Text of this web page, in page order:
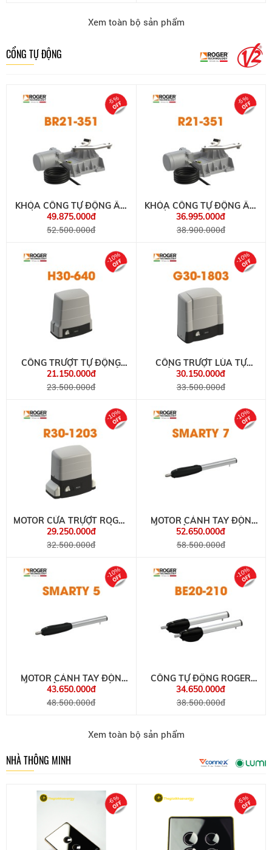
Xem toàn bộ sản phẩm
CỔNG TỰ ĐỘNG
KHÓA CỔNG TỰ ĐỘNG ÂM
SÀN ROGER BR21-351
ITALIA
49.875.000đ
52.500.000đ
-5%
KHÓA CỔNG TỰ ĐỘNG ÂM
SÀN ROGER R21-351
ITALIA
36.995.000đ
38.900.000đ
-5%
CỔNG TRƯỢT TỰ ĐỘNG
ROGER KIT H30-640 NHẬP
KHẨU ITALY
21.150.000đ
23.500.000đ
-10%
CỔNG TRƯỢT LÙA TỰ
ĐỘNG KIT G30-1803
30.150.000đ
33.500.000đ
-10%
MOTOR CỬA TRƯỢT ROGER
KIT R30-1203 ĐÓNG MỞ TỰ
ĐỘNG
29.250.000đ
32.500.000đ
-10%
MOTOR CÁNH TAY ĐÒN
CỔNG MỞ XOAY TỰ ĐỘNG
ROGER SMARTY 7
52.650.000đ
58.500.000đ
-10%
MOTOR CÁNH TAY ĐÒN
CỔNG MỞ XOAY TỰ ĐỘNG
ROGER SMARTY 5
43.650.000đ
48.500.000đ
-10%
CỔNG TỰ ĐỘNG ROGER
BE20-210 ITALY
34.650.000đ
38.500.000đ
-10%
Xem toàn bộ sản phẩm
NHÀ THÔNG MINH
-6% -5%